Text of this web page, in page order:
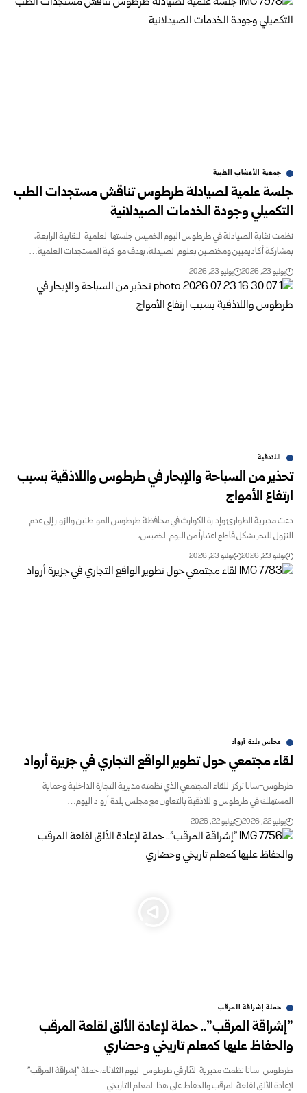
جمعية الأعشاب الطبية
جلسة علمية لصيادلة طرطوس تناقش مستجدات الطب
التكميلي وجودة الخدمات الصيدلانية
نظمت نقابة الصيادلة في طرطوس اليوم الخميس جلستها العلمية النقابية الرابعة،
بمشاركة أكاديميين ومختصين بعلوم الصيدلة، بهدف مواكبة المستجدات العلمية…
يوليو 23, 2026 يوليو 23, 2026
اللاذقية
تحذير من السباحة والإبحار في طرطوس واللاذقية بسبب
ارتفاع الأمواج
دعت مديرية الطوارئ وإدارة الكوارث في محافظة طرطوس المواطنين والزوار إلى عدم
النزول للبحر بشكل قاطع اعتباراً من اليوم الخميس،…
يوليو 23, 2026 يوليو 23, 2026
مجلس بلدة أرواد
لقاء مجتمعي حول تطوير الواقع التجاري في جزيرة أرواد
طرطوس-سانا تركز اللقاء المجتمعي الذي نظمته مديرية التجارة الداخلية وحماية
المستهلك في طرطوس واللاذقية بالتعاون مع مجلس بلدة أرواد اليوم…
يوليو 22, 2026 يوليو 22, 2026
حملة إشراقة المرقب
‏”إشراقة المرقب”.. حملة لإعادة الألق لقلعة المرقب
والحفاظ عليها كمعلم تاريخي ‏وحضاري
طرطوس-سانا‏ نظمت مديرية الآثار في طرطوس اليوم الثلاثاء، حملة "إشراقة المرقب"
لإعادة ‏الألق لقلعة المرقب والحفاظ على هذا المعلم التاريخي…